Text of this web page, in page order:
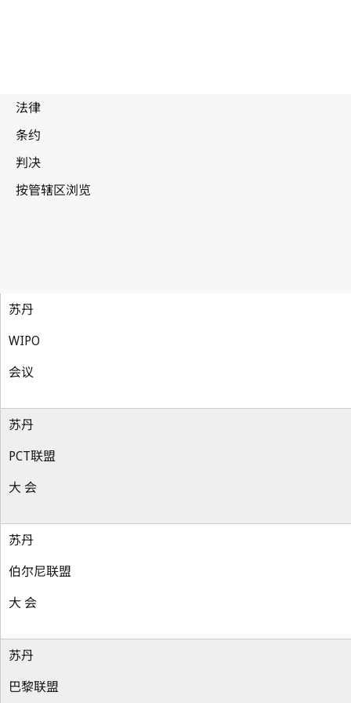
苏丹
WIPO
会议
苏丹
PCT联盟
大 会
苏丹
伯尔尼联盟
大 会
苏丹
巴黎联盟